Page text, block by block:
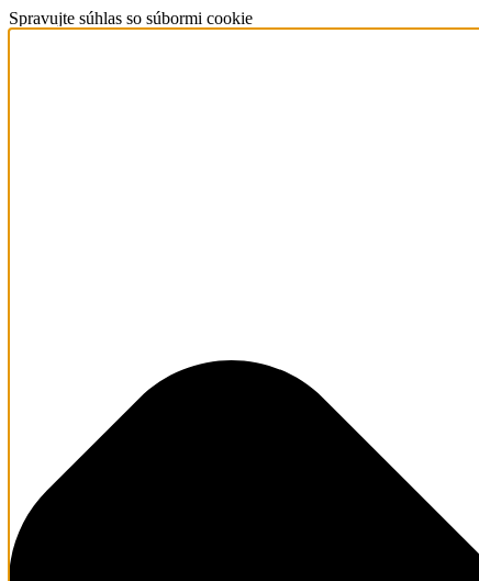
Spravujte súhlas so súbormi cookie